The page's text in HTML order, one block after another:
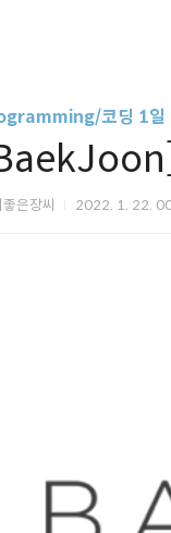
코딩 1일
은장씨 2022. 1. 22.